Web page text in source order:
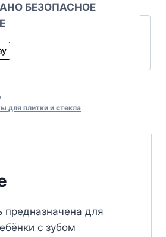
БЕЗОПАСНОЕ
для плитки и стекла
для
с зубом